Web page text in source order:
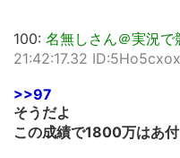
100: 名無しさん＠実況で
21:42:17.32
>>97
そうだよ
この成績で1800万はあ